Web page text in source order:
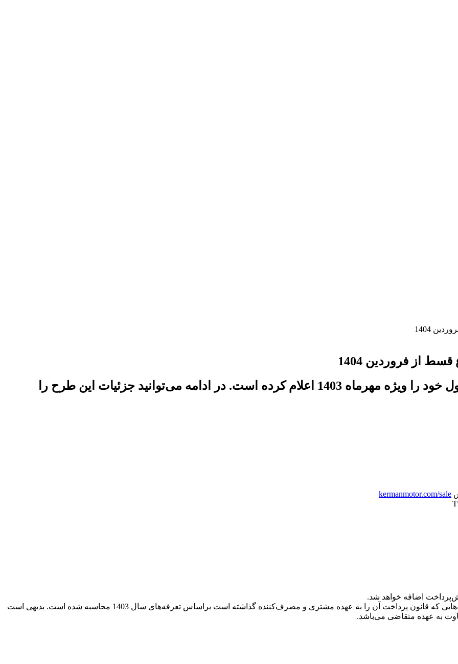
کرمان موتور شرایط فروش اقساطی 3 محصول خود را ویژه مهرماه 1403 اعلام کرده است. در ادامه می‌توانید جزئیات این طرح را
kermanmotor.com/sale
اضافه خواهد شد.
کلیه هزینه‌ها، مالیات‌ها، عوارض، بیمه شخص‌ثالث و سایر هزینه‌هایی که قانون پرداخت آن را به عهده مشتری و مصرف‌کننده گذاشته است براساس تعرفه‌های سال 1403 محاسبه شده است. بدیهی است
به عهده متقاضی می‌باشد.